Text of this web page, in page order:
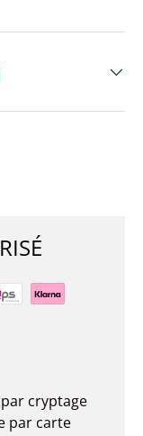
cryptage
par carte